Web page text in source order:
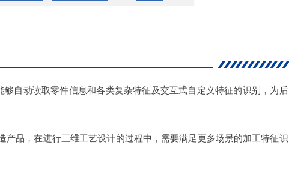
自动读取零件信息和各类复杂特征及交互式自定义特征的识别，为后
产品，在进行三维工艺设计的过程中，需要满足更多场景的加工特征识